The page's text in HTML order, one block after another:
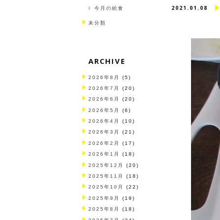
2021.01.08
今月の給食
未分類
ARCHIVE
2026年8月 (5)
2026年7月 (20)
2026年6月 (20)
2026年5月 (6)
2026年4月 (10)
2026年3月 (21)
2026年2月 (17)
2026年1月 (18)
2025年12月 (20)
2025年11月 (18)
2025年10月 (22)
2025年9月 (19)
2025年8月 (18)